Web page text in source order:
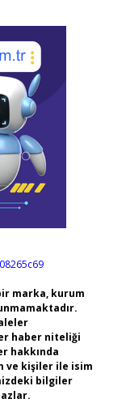
marka, kurum
haber niteliği
hakkında
ve kişiler ile isim
bilgiler